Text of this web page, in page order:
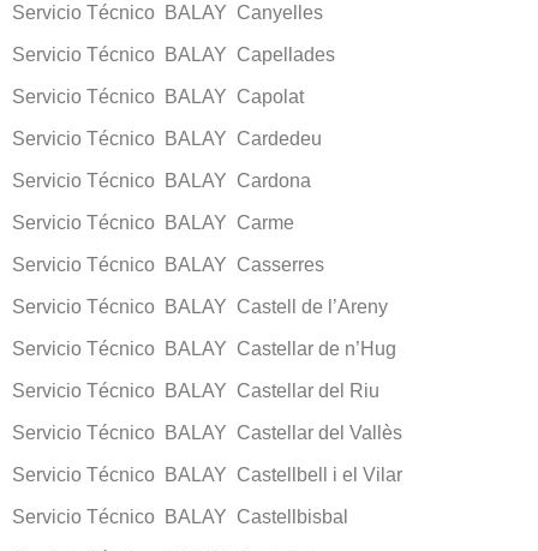
Servicio Técnico BALAY Canyelles
Servicio Técnico BALAY Capellades
Servicio Técnico BALAY Capolat
Servicio Técnico BALAY Cardedeu
Servicio Técnico BALAY Cardona
Servicio Técnico BALAY Carme
Servicio Técnico BALAY Casserres
Servicio Técnico BALAY Castell de l’Areny
Servicio Técnico BALAY Castellar de n’Hug
Servicio Técnico BALAY Castellar del Riu
Servicio Técnico BALAY Castellar del Vallès
Servicio Técnico BALAY Castellbell i el Vilar
Servicio Técnico BALAY Castellbisbal